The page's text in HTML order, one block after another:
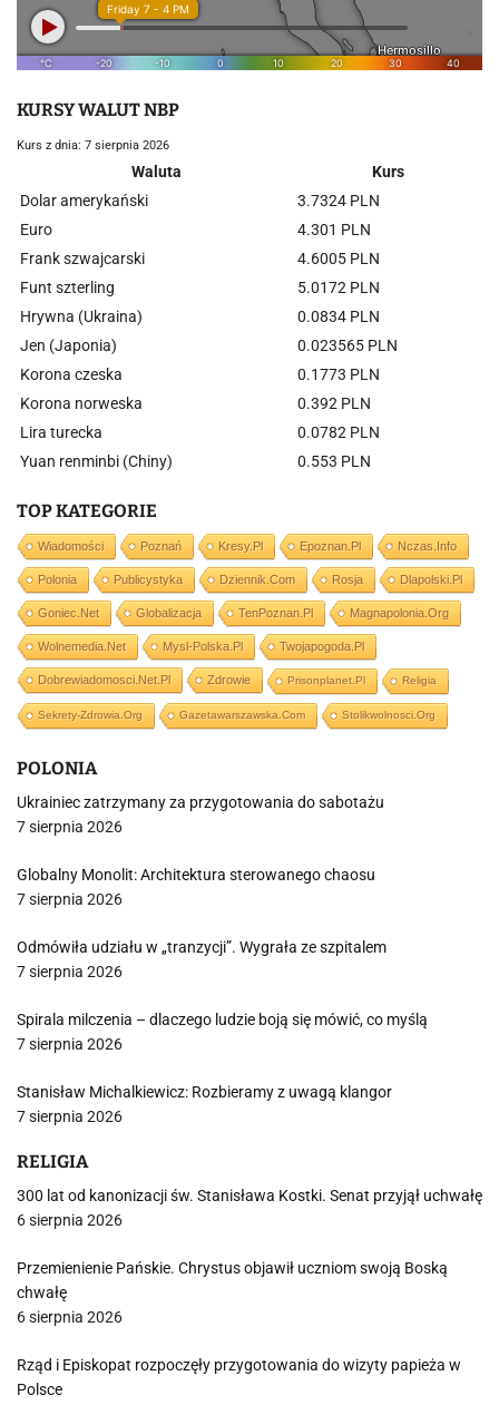
KURSY WALUT NBP
Kurs z dnia: 7 sierpnia 2026
Waluta
Kurs
Dolar amerykański
3.7324 PLN
Euro
4.301 PLN
Frank szwajcarski
4.6005 PLN
Funt szterling
5.0172 PLN
Hrywna (Ukraina)
0.0834 PLN
Jen (Japonia)
0.023565 PLN
Korona czeska
0.1773 PLN
Korona norweska
0.392 PLN
Lira turecka
0.0782 PLN
Yuan renminbi (Chiny)
0.553 PLN
TOP KATEGORIE
Wiadomości Poznań Kresy.pl Epoznan.pl Nczas.info
Polonia Publicystyka Dziennik.com Rosja Dlapolski.pl
Goniec.net Globalizacja TenPoznan.pl Magnapolonia.org
Wolnemedia.net Mysl-Polska.pl Twojapogoda.pl
Dobrewiadomosci.net.pl Zdrowie Prisonplanet.pl Religia
Sekrety-Zdrowia.org Gazetawarszawska.com Stolikwolnosci.org
POLONIA
Ukrainiec zatrzymany za przygotowania do sabotażu
7 sierpnia 2026
Globalny Monolit: Architektura sterowanego chaosu
7 sierpnia 2026
Odmówiła udziału w „tranzycji”. Wygrała ze szpitalem
7 sierpnia 2026
Spirala milczenia – dlaczego ludzie boją się mówić, co myślą
7 sierpnia 2026
Stanisław Michalkiewicz: Rozbieramy z uwagą klangor
7 sierpnia 2026
RELIGIA
300 lat od kanonizacji św. Stanisława Kostki. Senat przyjął uchwałę
6 sierpnia 2026
Przemienienie Pańskie. Chrystus objawił uczniom swoją Boską
chwałę
6 sierpnia 2026
Rząd i Episkopat rozpoczęły przygotowania do wizyty papieża w
Polsce